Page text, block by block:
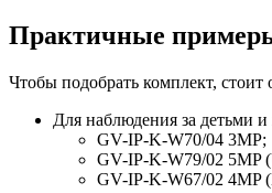
Практичные
Чтобы подобрать комплект, стоит
Для наблюдения за детьми
GV-IP-K-W70/04 3MP;
GV-IP-K-W79/02 5MP
GV-IP-K-W67/02 4MP